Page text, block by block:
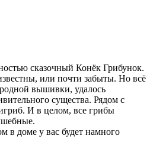
сказочный Конёк Грибунок.
или почти забыты. Но всё
вышивки, удалось
существа. Рядом с
И в целом, все грибы
в доме у вас будет намного